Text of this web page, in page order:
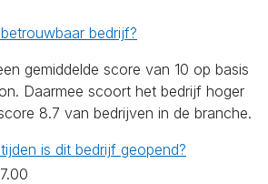
bedrijf?
gemiddelde score van 10 op basis
Daarmee scoort het bedrijf hoger
8.7 van bedrijven in de branche.
is dit bedrijf geopend?